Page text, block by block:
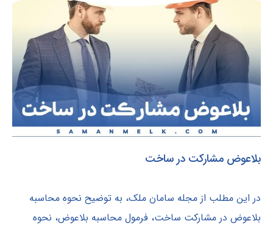
بلاعوض مشارکت در ساخت
در این مطلب از مجله سامان ملک، به توضیح نحوه محاسبه
بلاعوض در مشارکت ساخت، فرمول محاسبه بلاعوض، نحوه